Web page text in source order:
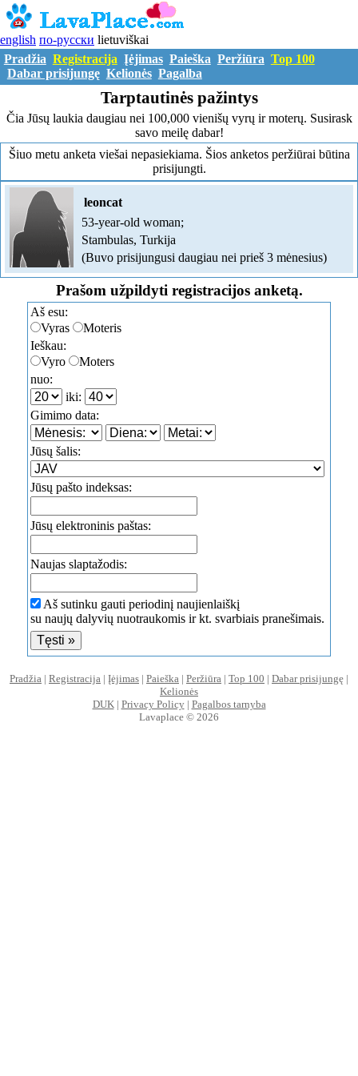
english по-русски lietuviškai
Pradžia Registracija Įėjimas Paieška Peržiūra Top 100
Dabar prisijungę Kelionės Pagalba
Tarptautinės pažintys
Čia Jūsų laukia daugiau nei 100,000 vienišų vyrų ir moterų. Susirask
savo meilę dabar!
Šiuo metu anketa viešai nepasiekiama. Šios anketos peržiūrai būtina
prisijungti.
leoncat
53-year-old woman;
Stambulas, Turkija
(Buvo prisijungusi daugiau nei prieš 3 mėnesius)
Prašom užpildyti registracijos anketą.
Aš esu:
Vyras
Moteris
Ieškau:
Vyro
Moters
nuo:
iki:
Gimimo data:
Jūsų šalis:
Jūsų pašto indeksas:
Jūsų elektroninis paštas:
Naujas slaptažodis:
Aš sutinku gauti periodinį naujienlaiškį
su naujų dalyvių nuotraukomis ir kt. svarbiais pranešimais.
Pradžia | Registracija | Įėjimas | Paieška | Peržiūra | Top 100 | Dabar prisijungę |
Kelionės
DUK| Privacy Policy| Pagalbos tarnyba
Lavaplace © 2026